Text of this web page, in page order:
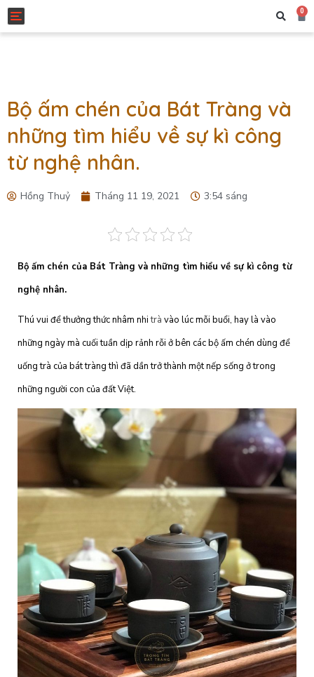
Toggle navigation 0
Bộ ấm chén của Bát Tràng và
những tìm hiểu về sự kì công
từ nghệ nhân.
Hồng Thuỷ Tháng 11 19, 2021 3:54 sáng
Bộ ấm chén của Bát Tràng và những tìm hiểu về sự kì công từ
nghệ nhân.
Thú vui để thưởng thức nhâm nhitrà vào lúc mỗi buổi, hay là vào
những ngày mà cuối tuần dịp rảnh rỗi ở bên các bộ ấm chén dùng để
uống trà của bát tràng thì đã dần trở thành một nếp sống ở trong
những người con của đất Việt.